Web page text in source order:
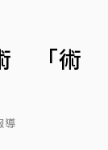
「術
導